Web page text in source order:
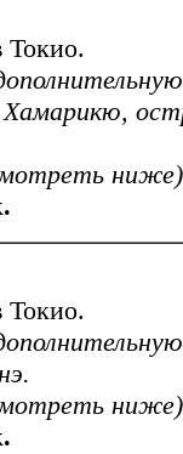
Токио.
Хамарикю,
ниже)
Токио.
ниже)